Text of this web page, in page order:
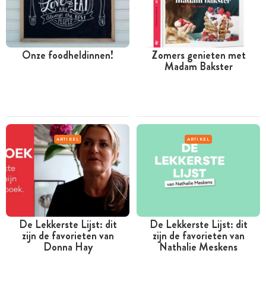
Onze foodheldinnen! Zomers genieten met
Madam Bakster
ARTIKEL
De Lekkerste Lijst: dit
zijn de favorieten van
Donna Hay
ARTIKEL
De Lekkerste Lijst: dit
zijn de favorieten van
Nathalie Meskens